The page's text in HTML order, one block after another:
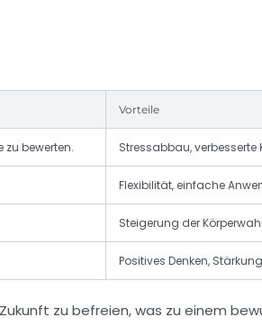
Vorteile
bewerten. Stressabbau,
Flexibilität, einfache
Steigerung der
Positives Denken,
zu befreien, was zu einem